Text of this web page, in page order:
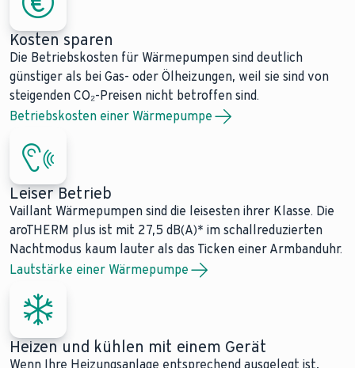
Kosten sparen
Die Betriebskosten für Wärmepumpen sind deutlich
günstiger als bei Gas- oder Ölheizungen, weil sie sind von
steigenden CO₂-Preisen nicht betroffen sind.
Betriebskosten einer Wärmepumpe
Leiser Betrieb
Vaillant Wärmepumpen sind die leisesten ihrer Klasse. Die
aroTHERM plus ist mit 27,5 dB(A)* im schallreduzierten
Nachtmodus kaum lauter als das Ticken einer Armbanduhr.
Lautstärke einer Wärmepumpe
Heizen und kühlen mit einem Gerät
Wenn Ihre Heizungsanlage entsprechend ausgelegt ist,